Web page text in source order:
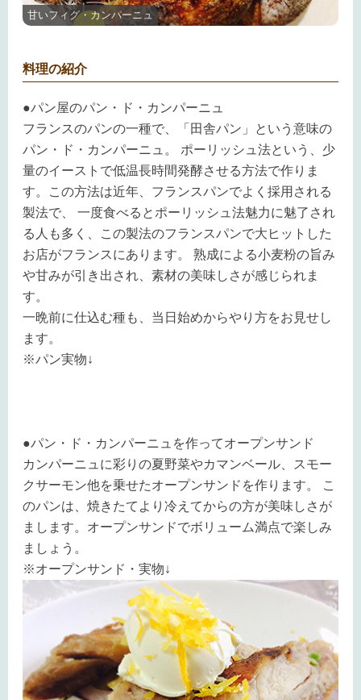
甘いフィグ・カンパーニュ
料理の紹介
●パン屋のパン・ド・カンパーニュ
フランスのパンの一種で、「田舎パン」という意味の
パン・ド・カンパーニュ。 ポーリッシュ法という、少
量のイーストで低温長時間発酵させる方法で作りま
す。この方法は近年、フランスパンでよく採用される
製法で、 一度食べるとポーリッシュ法魅力に魅了され
る人も多く、この製法のフランスパンで大ヒットした
お店がフランスにあります。 熟成による小麦粉の旨み
や甘みが引き出され、素材の美味しさが感じられま
す。
一晩前に仕込む種も、当日始めからやり方をお見せし
ます。
※パン実物↓
●パン・ド・カンパーニュを作ってオープンサンド
カンパーニュに彩りの夏野菜やカマンベール、スモー
クサーモン他を乗せたオープンサンドを作ります。 こ
のパンは、焼きたてより冷えてからの方が美味しさが
まします。オープンサンドでボリューム満点で楽しみ
ましょう。
※オープンサンド・実物↓